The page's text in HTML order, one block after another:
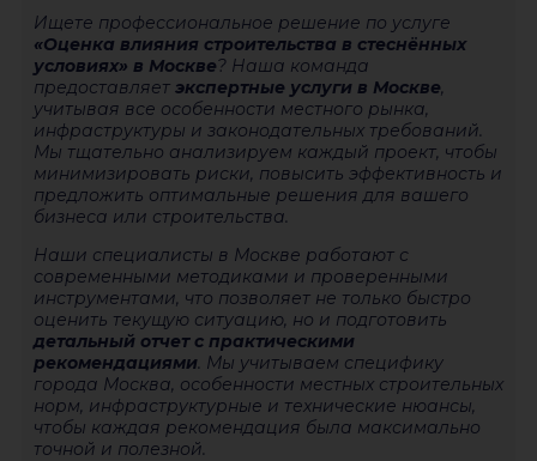
Ищете профессиональное решение по услуге
«Оценка влияния строительства в стеснённых
условиях» в Москве? Наша команда
предоставляет экспертные услуги в Москве,
учитывая все особенности местного рынка,
инфраструктуры и законодательных требований.
Мы тщательно анализируем каждый проект, чтобы
минимизировать риски, повысить эффективность и
предложить оптимальные решения для вашего
бизнеса или строительства.
Наши специалисты в Москве работают с
современными методиками и проверенными
инструментами, что позволяет не только быстро
оценить текущую ситуацию, но и подготовить
детальный отчет с практическими
рекомендациями. Мы учитываем специфику
города Москва, особенности местных строительных
норм, инфраструктурные и технические нюансы,
чтобы каждая рекомендация была максимально
точной и полезной.